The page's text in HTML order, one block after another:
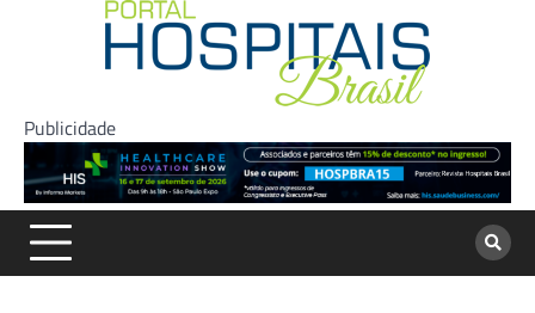
Publicidade